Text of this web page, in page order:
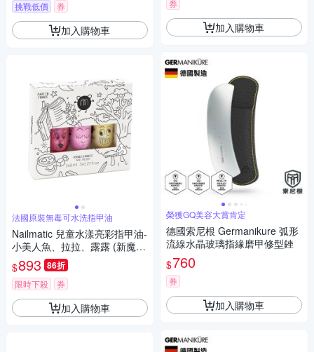
挑戰低價 券
加入購物車
法國原裝無毒可水洗指甲油
Nailmatic 兒童水漾亮彩指甲油-
小美人魚、拉拉、露露 (新魔幻
森林3入)
$893 86折
限時下殺 券
加入購物車
券
加入購物車
榮獲GQ美容大賞肯定
德國索尼根 Germanikure 弧形
流線水晶玻璃指緣磨甲修型銼
$760
券
加入購物車